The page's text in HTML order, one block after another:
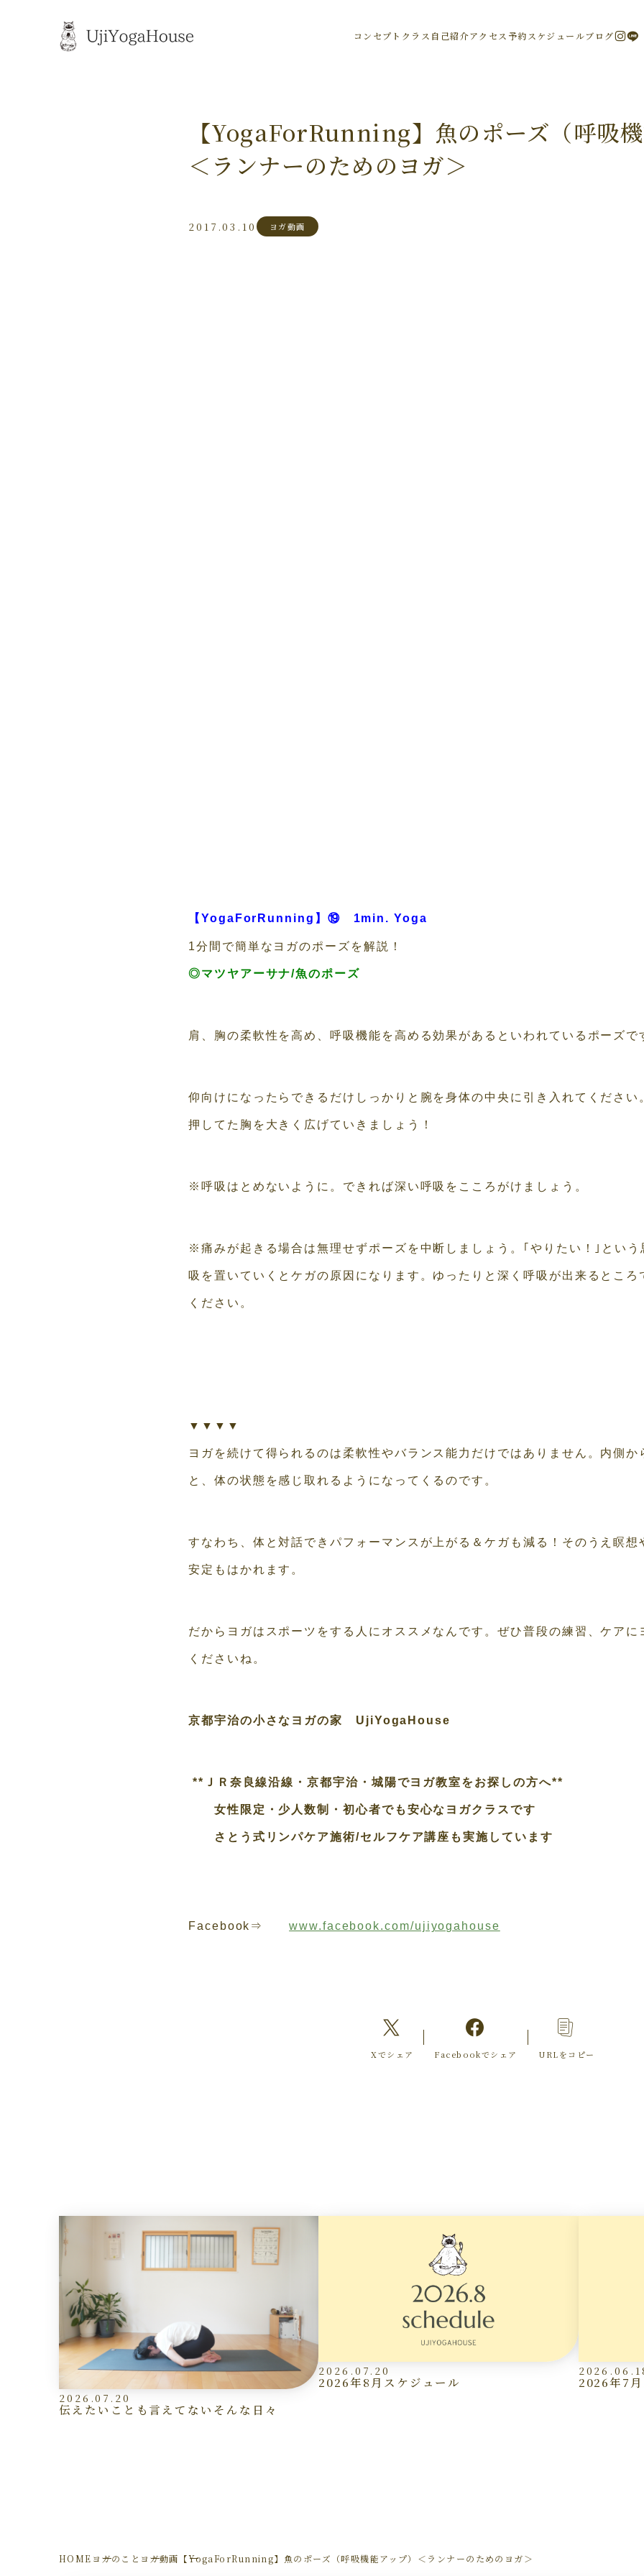
コンセプト クラス 自己紹介アクセス 予約スケジュールブログ
【YogaForRunning】魚のポーズ（呼吸機
＜ランナーのためのヨガ＞
2017.03.10 ヨガ動画
【YogaForRunning】⑲ 1min. Yoga
1分間で簡単なヨガのポーズを解説！
◎マツヤアーサナ/魚のポーズ
肩、胸の柔軟性を高め、呼吸機能を高める効果があるといわれているポーズで
仰向けになったらできるだけしっかりと腕を身体の中央に引き入れてください
押してた胸を大きく広げていきましょう！
※呼吸はとめないように。できれば深い呼吸をこころがけましょう。
※痛みが起きる場合は無理せずポーズを中断しましょう。｢やりたい！｣という
吸を置いていくとケガの原因になります。ゆったりと深く呼吸が出来るところ
ください。
▼▼▼▼
ヨガを続けて得られるのは柔軟性やバランス能力だけではありません。内側か
と、体の状態を感じ取れるようになってくるのです。
すなわち、体と対話できパフォーマンスが上がる＆ケガも減る！そのうえ瞑想
安定もはかれます。
だからヨガはスポーツをする人にオススメなんです。ぜひ普段の練習、ケアに
くださいね。
京都宇治の小さなヨガの家 UjiYogaHouse
**ＪＲ奈良線沿線・京都宇治・城陽でヨガ教室をお探しの方へ**
女性限定・少人数制・初心者でも安心なヨガクラスです
さとう式リンパケア施術/セルフケア講座も実施しています
Facebook⇒www.facebook.com/ujiyogahouse
Xでシェア Facebookでシェア URLをコピー
2026.07.20
伝えたいことも言えてないそんな日々
2026.07.20
2026年8月スケジュール 2026年7
HOME ヨガのこと ヨガ動画 【YogaForRunning】魚のポーズ（呼吸機能アップ）＜ランナーのためのヨガ＞